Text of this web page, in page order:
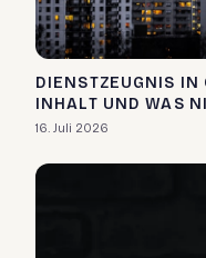
DIENSTZEUGNIS IN
INHALT UND WAS
16. Juli 2026